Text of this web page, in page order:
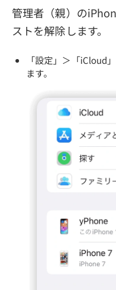
管理者（親）の
ストを解除します。
「設定」＞「iCloud
ます。